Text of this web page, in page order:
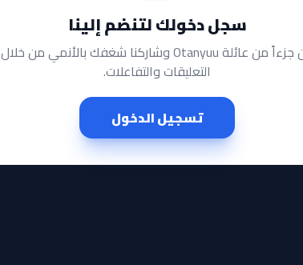
سجل دخولك لتنضم إلينا
كن جزءاً من عائلة Otanyuu وشاركنا شغفك بالأنمي من خلال
التعليقات والتفاعلات.
تسجيل الدخول